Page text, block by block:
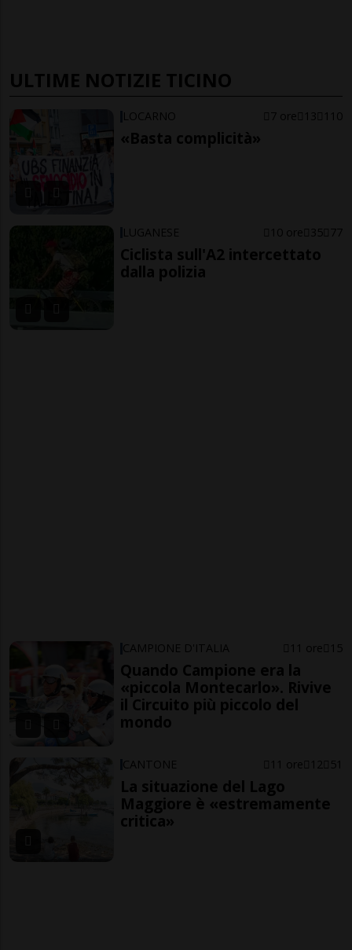
ULTIME NOTIZIE TICINO
LOCARNO 7 ore 13 110
«Basta complicità»
LUGANESE 10 ore 35 77
Ciclista sull'A2 intercettato
dalla polizia
CAMPIONE D'ITALIA 11 ore 15
Quando Campione era la
«piccola Montecarlo». Rivive
il Circuito più piccolo del
mondo
CANTONE 11 ore 12 51
La situazione del Lago
Maggiore è «estremamente
critica»